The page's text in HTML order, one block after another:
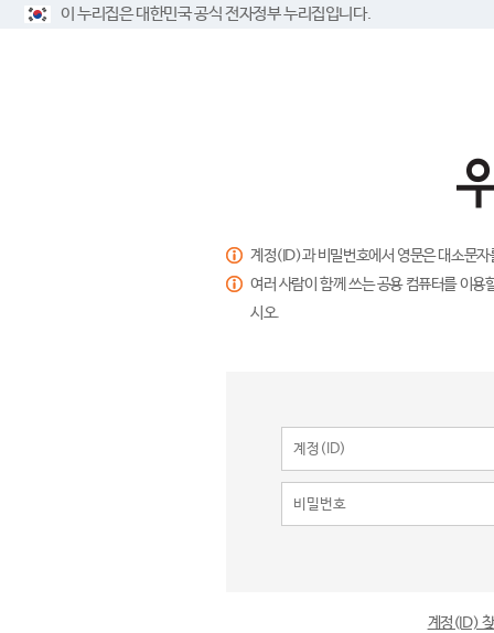
이 누리집은 대한민국 공식 전자정부 누리집입니다.
계정(ID)과 비밀번호에서 영문은 대소문
여러 사람이 함께 쓰는 공용 컴퓨터를 이
시오.
계정(ID)